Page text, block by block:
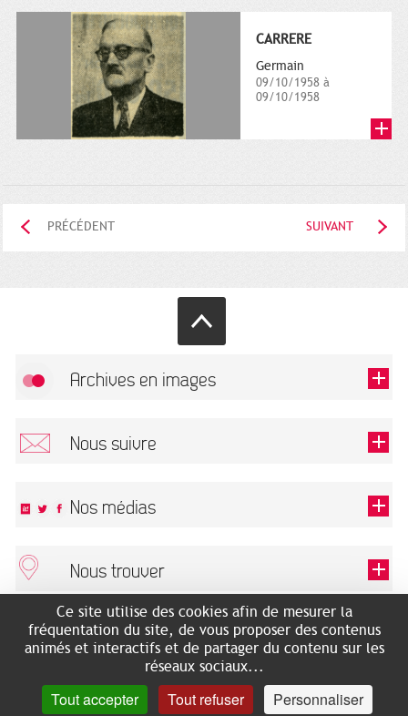
CARRERE
Germain
09/10/1958 à
09/10/1958
PRÉCÉDENT SUIVANT
Archives en images
Nous suivre
Ce champ est exigé.
Nos médias
Nous trouver
ARCHIVES MUNICIPALES
2 rue des Archives
Accès mobilité réduite :
7 avenue de Bellevue
RECHERCHES GÉNÉALOGIQUES
NOUS CONNAÎTRE
SERVICE ÉDUCATIF
LES ARCHIVES EN LIGNE
HISTOIRE DE TOULOUSE
Ce site utilise des cookies afin de mesurer la
fréquentation du site, de vous proposer des contenus
animés et interactifs et de partager du contenu sur les
réseaux sociaux...
Tout accepter Tout refuser Personnaliser